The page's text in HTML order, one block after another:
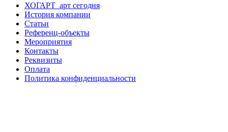
ХОГАРТ_арт сегодня
История компании
Статьи
Референц-объекты
Мероприятия
Контакты
Реквизиты
Оплата
Политика конфиденциальности